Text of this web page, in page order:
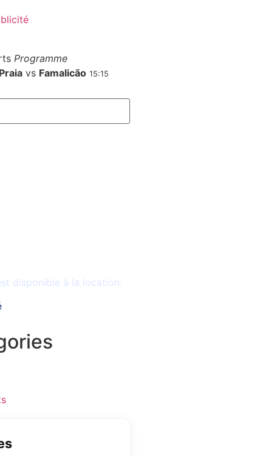
Programme
vs Famalicão 15:15
disponible à la location.